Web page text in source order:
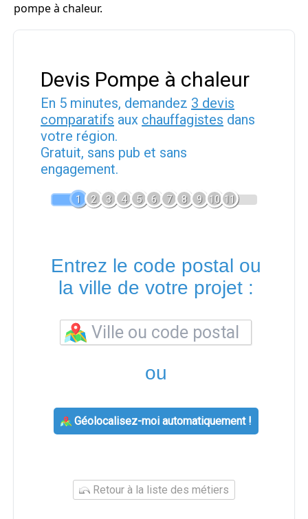
pompe à chaleur.
Devis Pompe à chaleur
En 5 minutes, demandez 3 devis
comparatifs aux chauffagistes dans
votre région.
Gratuit, sans pub et sans
engagement.
1 2 3 4 5 6 7 8 9 10 11
Entrez le code postal ou
la ville de votre projet :
ou
Géolocalisez-moi automatiquement !
Retour à la liste des métiers